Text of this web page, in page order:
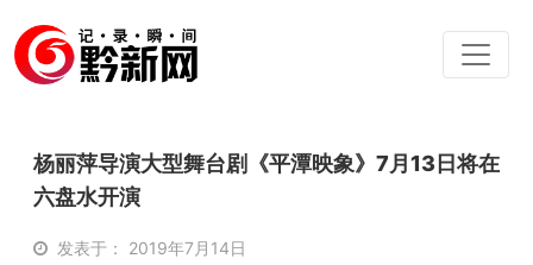
杨丽萍导演大型舞台剧《平潭映象》7月13日将在
六盘水开演
发表于： 2019年7月14日